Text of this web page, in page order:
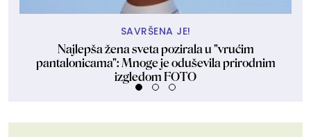
SAVRŠENA JE!
Najlepša žena sveta pozirala u "vrućim
pantalonicama": Mnoge je oduševila prirodnim
izgledom FOTO